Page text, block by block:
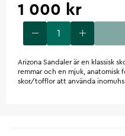
1 000 kr
Arizona Sandaler är en klassisk
remmar och en mjuk, anatomisk
skor/tofflor att använda